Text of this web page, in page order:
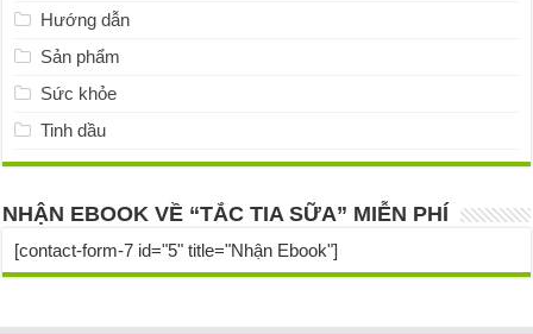
Hướng dẫn
Sản phẩm
Sức khỏe
Tinh dầu
NHẬN EBOOK VỀ “TẮC TIA SỮA” MIỄN PHÍ
[contact-form-7 id="5" title="Nhận Ebook"]